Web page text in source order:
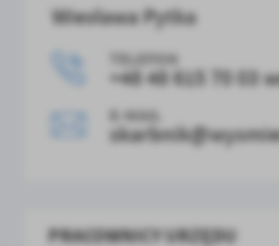
Wiesława Pytka
TELEFON
+48 48 615 70 03
E-MAIL
PRACOWNICY URZĘDU